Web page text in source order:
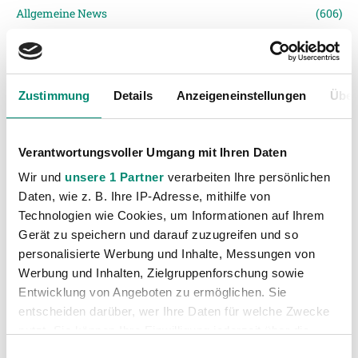
Zustimmung Details Anzeigeneinstellungen
Verantwortungsvoller Umgang mit Ihren Daten
Wir und unsere 1 Partner verarbeiten Ihre persönlichen
Daten, wie z. B. Ihre IP-Adresse, mithilfe von
Technologien wie Cookies, um Informationen auf Ihrem
Gerät zu speichern und darauf zuzugreifen und so
personalisierte Werbung und Inhalte, Messungen von
Werbung und Inhalten, Zielgruppenforschung sowie
Entwicklung von Angeboten zu ermöglichen. Sie
entscheiden darüber, wer Ihre Daten für welche Zwecke
Allgemeine News
(606)
(6)
Junge Wikinger Ried
(413)
Nachwuchs
(74)
Unkategorisiert
VORIGER NEWSEINTRAG
2:2 im ersten Testspiel gegen Austria Salzburg
NÄCHSTER NEWSEINTRAG
Denis Omic neuer Trainer der Jungen Wikinger